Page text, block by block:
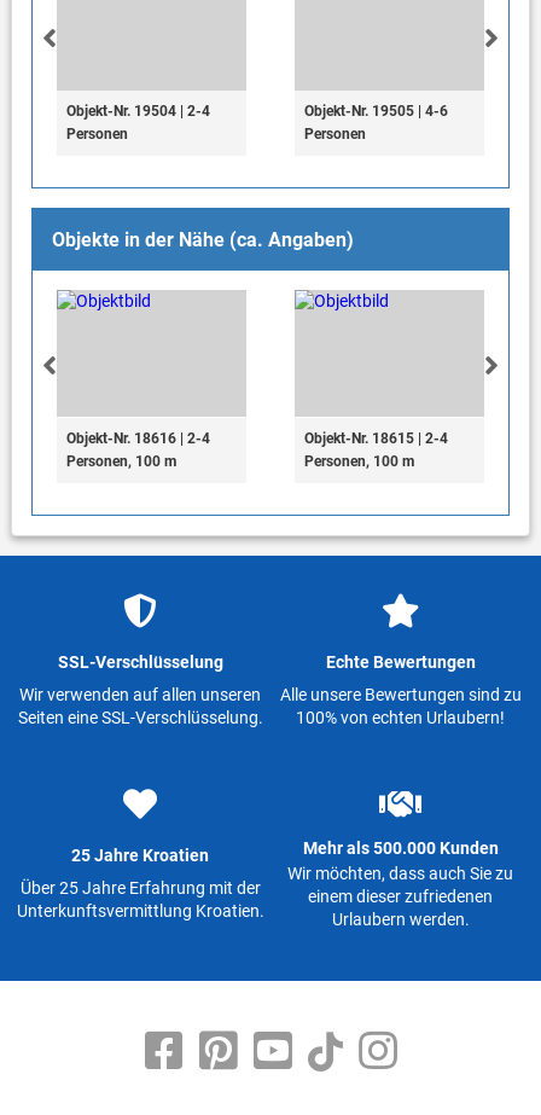
Objekt-Nr. 19504 | 2-4
Personen
Objekt-Nr. 19505 | 4-6
Personen
Objekte in der Nähe (ca. Angaben)
Objekt-Nr. 18616 | 2-4
Personen, 100 m
Objekt-Nr. 18615 | 2-4
Personen, 100 m
SSL-Verschlüsselung
Wir verwenden auf allen unseren
Seiten eine SSL-Verschlüsselung.
Echte Bewertungen
Alle unsere Bewertungen sind zu
100% von echten Urlaubern!
25 Jahre Kroatien
Über 25 Jahre Erfahrung mit der
Unterkunftsvermittlung Kroatien.
Mehr als 500.000 Kunden
Wir möchten, dass auch Sie zu
einem dieser zufriedenen
Urlaubern werden.